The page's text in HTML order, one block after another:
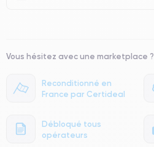
Reconditionné en
France par Certideal
Débloqué tous
opérateurs
Vous hésitez avec une marketplace ?